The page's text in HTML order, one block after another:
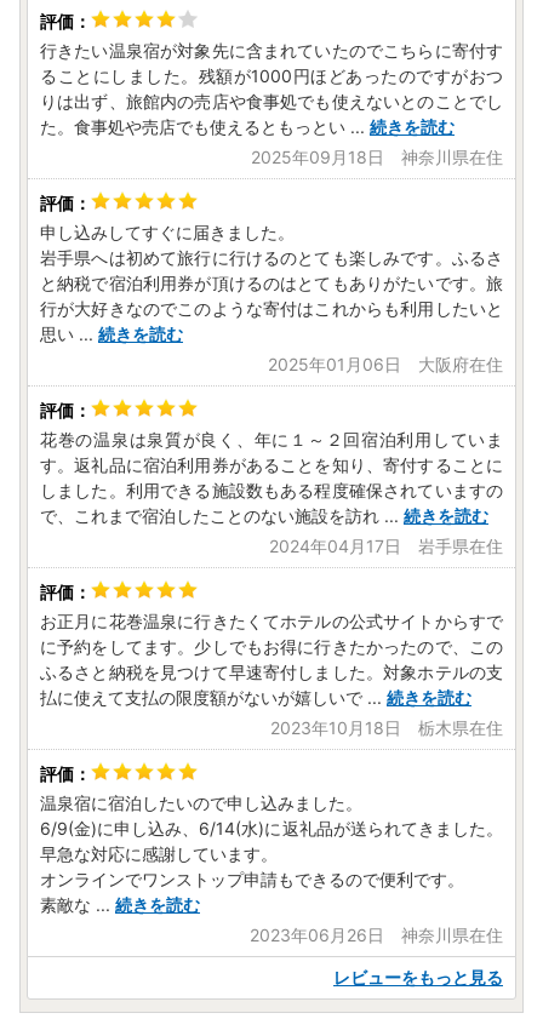
行きたい温泉宿が対象先に含まれていたのでこちらに寄付す
ることにしました。残額が1000円ほどあったのですがおつ
りは出ず、旅館内の売店や食事処でも使えないとのことでし
た。食事処や売店でも使えるともっとい ... 続きを読む
2025年09月18日 神奈川県在住
申し込みしてすぐに届きました。
岩手県へは初めて旅行に行けるのとても楽しみです。ふるさ
と納税で宿泊利用券が頂けるのはとてもありがたいです。旅
行が大好きなのでこのような寄付はこれからも利用したいと
思い ... 続きを読む
2025年01月06日 大阪府在住
花巻の温泉は泉質が良く、年に１～２回宿泊利用していま
す。返礼品に宿泊利用券があることを知り、寄付することに
しました。利用できる施設数もある程度確保されていますの
で、これまで宿泊したことのない施設を訪れ ... 続きを読む
2024年04月17日 岩手県在住
お正月に花巻温泉に行きたくてホテルの公式サイトからすで
に予約をしてます。少しでもお得に行きたかったので、この
ふるさと納税を見つけて早速寄付しました。対象ホテルの支
払に使えて支払の限度額がないが嬉しいで ... 続きを読む
2023年10月18日 栃木県在住
温泉宿に宿泊したいので申し込みました。
6/9(金)に申し込み、6/14(水)に返礼品が送られてきました。
早急な対応に感謝しています。
オンラインでワンストップ申請もできるので便利です。
素敵な ... 続きを読む
2023年06月26日 神奈川県在住
レビューをもっと見る